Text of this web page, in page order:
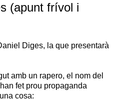
(apunt frívol i
Diges, la que presentarà
amb un rapero, el nom del
fet prou propaganda
cosa: